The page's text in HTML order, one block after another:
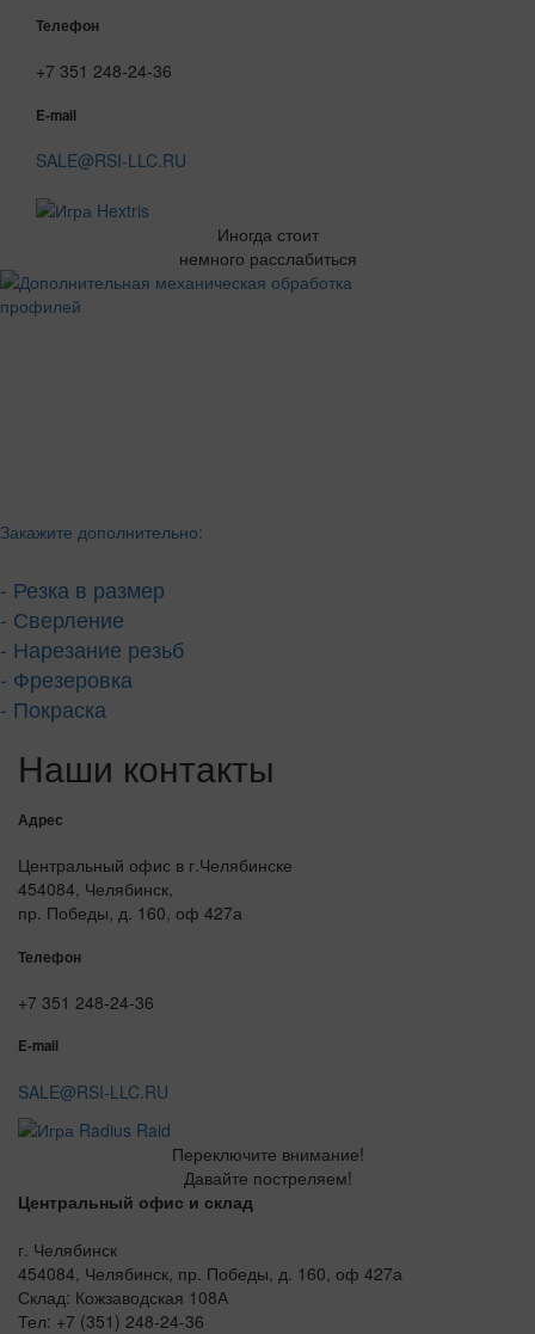
Телефон
+7 351 248-24-36
E-mail
SALE@RSI-LLC.RU
Иногда стоит
немного расслабиться
Закажите дополнительно:
- Резка в размер
- Сверление
- Нарезание резьб
- Фрезеровка
- Покраска
Наши контакты
Адрес
Центральный офис в г.Челябинске
454084, Челябинск,
пр. Победы, д. 160, оф 427а
Телефон
+7 351 248-24-36
E-mail
SALE@RSI-LLC.RU
Переключите внимание!
Давайте постреляем!
Центральный офис и склад
г. Челябинск
454084, Челябинск, пр. Победы, д. 160, оф 427а
Склад: Кожзаводская 108А
Тел: +7 (351) 248-24-36